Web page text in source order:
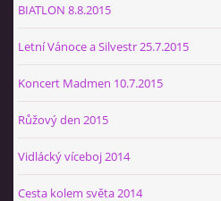
BIATLON 8.8.2015
Letní Vánoce a Silvestr 25.7.2015
Koncert Madmen 10.7.2015
Růžový den 2015
Vidlácký víceboj 2014
Cesta kolem světa 2014